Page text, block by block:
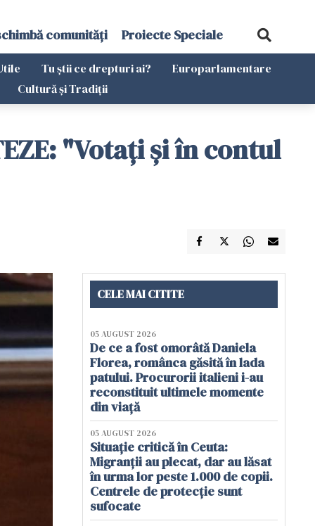
comunități Proiecte Speciale
Tu știi ce drepturi ai?
Europarlamentare
Cultură și Tradiții
"Votați și în contul
CELE MAI CITITE
05 AUGUST 2026
De ce a fost omorâtă Daniela
Florea, românca găsită în lada
patului. Procurorii italieni i-au
reconstituit ultimele momente
din viață
05 AUGUST 2026
Situație critică în Ceuta:
Migranții au plecat, dar au lăsat
în urma lor peste 1.000 de copii.
Centrele de protecție sunt
sufocate